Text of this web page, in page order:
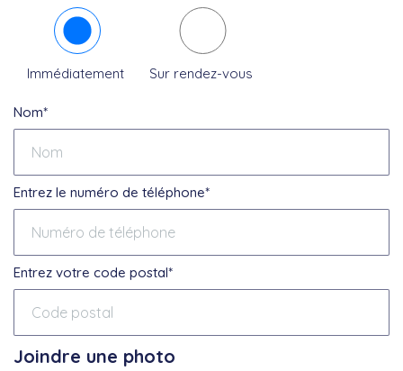
Immédiatement Sur rendez-vous
Nom*
Entrez le numéro de téléphone*
Entrez votre code postal*
Joindre une photo